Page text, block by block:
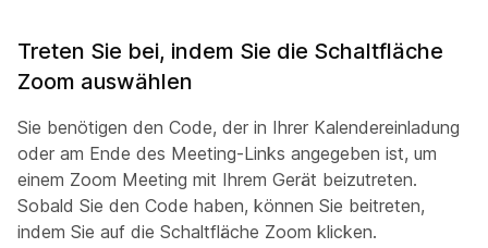
Treten Sie bei, indem Sie die Schaltfläche
Zoom auswählen
Sie benötigen den Code, der in Ihrer Kalendereinladung
oder am Ende des Meeting-Links angegeben ist, um
einem Zoom Meeting mit Ihrem Gerät beizutreten.
Sobald Sie den Code haben, können Sie beitreten,
indem Sie auf die Schaltfläche Zoom klicken.